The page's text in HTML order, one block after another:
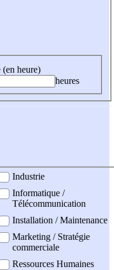
heure)
heures
Industrie
Informatique /
Télécommunication
Installation / Maintenance
Marketing / Stratégie
commerciale
Ressources Humaines